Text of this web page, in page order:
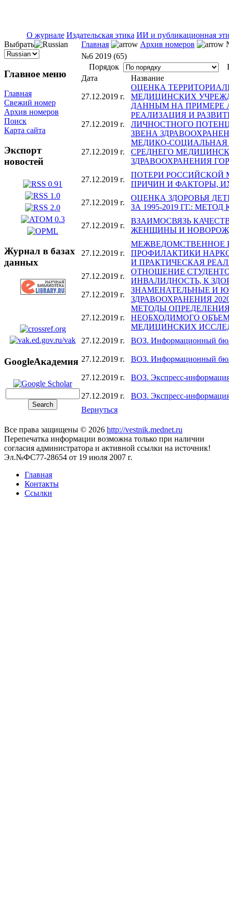
О журнале Издательская этика ИИ и публикационная
Выбрать
Главное меню
Главная
Свежий номер
Архив номеров
Поиск
Карта сайта
Экспорт
новостей
Журнал в базах
данных
GoogleАкадемия
Главная Архив номеров
№6 2019 (65)
Порядок
Дата
Название
27.12.2019 г.
ОЦЕНКА
МЕДИЦИНСКИХ
ДАННЫМ НА ПРИМЕРЕ
27.12.2019 г.
РЕАЛИЗАЦИЯ И
ЛИЧНОСТНОГО
ЗВЕНА
27.12.2019 г.
МЕДИКО-СОЦИАЛЬНАЯ
СРЕДНЕГО
ЗДРАВООХРАНЕНИЯ
27.12.2019 г.
ПОТЕРИ
ПРИЧИН И ФАКТОРЫ,
27.12.2019 г.
ОЦЕНКА ЗДОРОВЬЯ
ЗА 1995-2019 ГГ.:
27.12.2019 г.
ВЗАИМОСВЯЗЬ
ЖЕНЩИНЫ И
27.12.2019 г.
МЕЖВЕДОМСТВЕННОЕ
ПРОФИЛАКТИКИ
И ПРАКТИЧЕСКАЯ
27.12.2019 г.
ОТНОШЕНИЕ
ИНВАЛИДНОСТЬ, К
27.12.2019 г.
ЗНАМЕНАТЕЛЬНЫЕ И
ЗДРАВООХРАНЕНИЯ
27.12.2019 г.
МЕТОДЫ
НЕОБХОДИМОГО
МЕДИЦИНСКИХ
27.12.2019 г.
ВОЗ. Информационный
27.12.2019 г. ВОЗ. Информационный
27.12.2019 г. ВОЗ. Экспресс-
27.12.2019 г.
ВОЗ. Экспресс-
Вернуться
Все права защищены © 2026 http://vestnik.mednet.ru
Перепечатка информации возможна только при наличии
согласия администратора и активной ссылки на источник!
Эл.№ФС77-28654 от 19 июля 2007 г.
Главная
Контакты
Ссылки